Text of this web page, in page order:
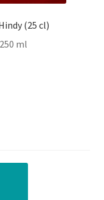
(25 cl)
ml